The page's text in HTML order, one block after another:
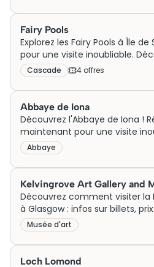
Fairy Pools
Explorez les Fairy Pools à Île
pour une visite inoubliable.
planifiez votre aventure !
Cascade 4 offres
Abbaye de Iona
Découvrez l'Abbaye de Iona !
maintenant pour une visite
et horaires inclus. Ne manquez
Abbaye
Kelvingrove Art Gallery and
Découvrez comment visiter la
à Glasgow : infos sur billets,
planifier votre visite dès
Musée d'art
Loch Lomond